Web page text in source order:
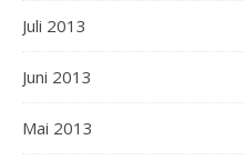
Juli 2013
Juni 2013
Mai 2013